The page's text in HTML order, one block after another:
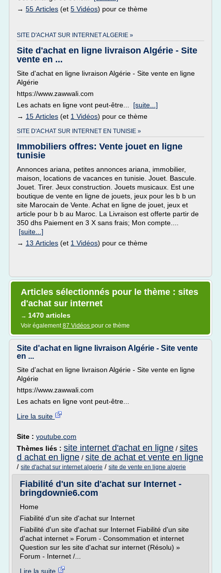
→ 55 Articles (et 5 Vidéos) pour ce thème
SITE D'ACHAT SUR INTERNET ALGERIE »
Site d'achat en ligne livraison Algérie - Site
vente en ...
Site d'achat en ligne livraison Algérie - Site vente en ligne
Algérie
https://www.zawwali.com
Les achats en ligne vont peut-être... [suite...]
→ 15 Articles (et 1 Vidéos) pour ce thème
SITE D'ACHAT SUR INTERNET EN TUNISIE »
Immobiliers offres: Vente jouet en ligne
tunisie
Annonces ariana, petites annonces ariana, immobilier,
maison, locations de vacances en tunisie. Jouet. Bascule.
Jouet. Tirer. Jeux construction. Jouets musicaux. Est une
boutique de vente en ligne de jouets, jeux pour les b b un
site Marocain de Vente. Achat en ligne de jouet, jeux et
article pour b b au Maroc. La Livraison est offerte partir de
350 dhs Paiement en 3 X sans frais; Mon compte....
[suite...]
→ 13 Articles (et 1 Vidéos) pour ce thème
Articles sélectionnés pour le thème : sites
d'achat sur internet
→ 1470 articles
Voir également87 Vidéos pour ce thème
Site d'achat en ligne livraison Algérie - Site vente
en ...
Site d'achat en ligne livraison Algérie - Site vente en ligne
Algérie
https://www.zawwali.com
Les achats en ligne vont peut-être...
Lire la suite
Site : youtube.com
Thèmes liés : site internet d'achat en ligne / sites
d achat en ligne / site de achat et vente en ligne
/ site d'achat sur internet algerie / site de vente en ligne algerie
Fiabilité d'un site d'achat sur Internet -
bringdownie6.com
Home
Fiabilité d'un site d'achat sur Internet
Fiabilité d'un site d'achat sur Internet Fiabilité d'un site
d'achat internet » Forum - Consommation et internet
Question sur les site d'achat sur internet (Résolu) »
Forum - Internet /...
Lire la suite